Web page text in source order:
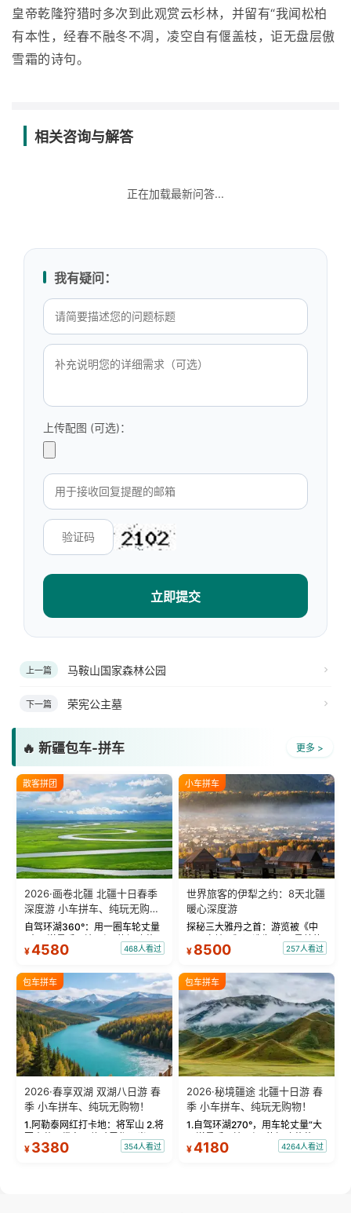
皇帝乾隆狩猎时多次到此观赏云杉林，并留有“我闻松柏
有本性，经春不融冬不凋，凌空自有偃盖枝，讵无盘层傲
雪霜的诗句。
相关咨询与解答
正在加载最新问答...
我有疑问：
上传配图 (可选)：
立即提交
上一篇 马鞍山国家森林公园
下一篇 荣宪公主墓
🔥 新疆包车-拼车 更多 >
散客拼团
2026·画卷北疆 北疆十日春季
深度游 小车拼车、纯玩无购
物！
自驾环湖360°：用一圈车轮丈量
“大西洋最后一滴眼泪”的极致蔚
蓝。 赛湖旅拍：甄选多款风格服
绝美瞬间。 赛湖坦克300跟车视
频：专业摄影师...
¥4580 468人看过
小车拼车
世界旅客的伊犁之约：8天北疆
暖心深度游
探秘三大雅丹之首：游览被《中
国国家地理》评选为“中国最美的
三大雅丹”第一名的克拉玛依魔鬼
瓦人最大村落——禾木村，欣赏
晨雾与小木...
¥ 8500 257人看过
包车拼车
2026·春享双湖 双湖八日游 春
季 小车拼车、纯玩无购物！
1.阿勒泰网红打卡地：将军山 2.将
军山落日缆车，体验雪都风光 3.
将军山，夕阳派对，蹦迪party 4.
¥ 3380 354人看过
包车拼车
2026·秘境疆途 北疆十日游 春
季 小车拼车、纯玩无购物！
1.自驾环湖270°，用车轮丈量“大
西洋最后一滴眼泪”的极致蔚蓝，
让雪山、花海与深邃湖水在转弯
¥4180 4264人看过